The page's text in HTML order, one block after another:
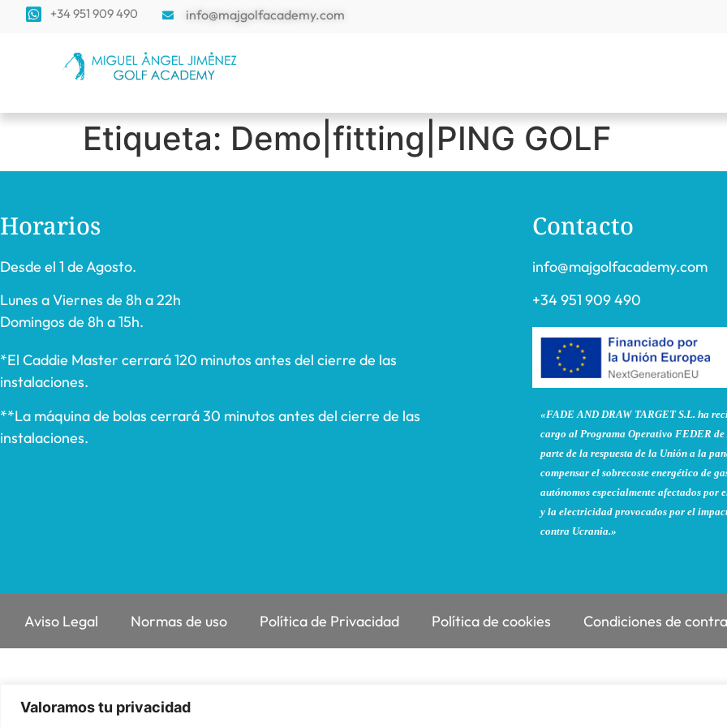
Valoramos tu privacidad
+34 951 909 490 info@majgolfacademy.com
Etiqueta: Demo|fitting|PING GOLF
Horarios
Desde el 1 de Agosto.
Lunes a Viernes de 8h a 22h
Domingos de 8h a 15h.
*El Caddie Master cerrará 120 minutos antes del cierre de las
instalaciones.
**La máquina de bolas cerrará 30 minutos antes del cierre de las
instalaciones.
Contacto
info@majgolfacademy.com
+34 951 909 490
«FADE AND DRAW TARGET S.L. ha
cargo al Programa Operativo FEDER
parte de la respuesta de la Unión a la
compensar el sobrecoste energético de
autónomos especialmente afectados por
y la electricidad provocados por el
contra Ucrania.»
Aviso Legal Normas de uso Política de Privacidad Política de cookies Condiciones de